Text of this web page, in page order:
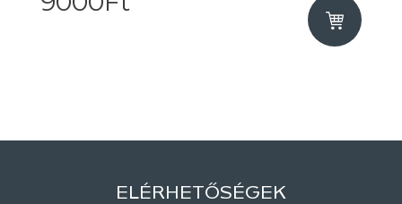
ELÉRHETŐSÉGEK